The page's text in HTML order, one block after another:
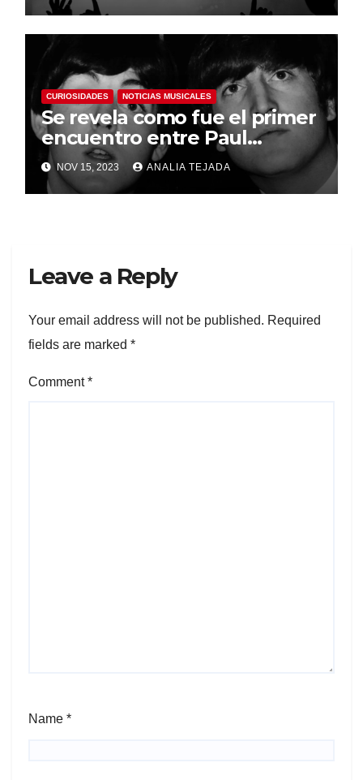
CURIOSIDADES NOTICIAS MUSICALES
Se revela como fue el primer
encuentro entre Paul
McCartney y John Lennon
NOV 15, 2023 ANALIA TEJADA
Leave a Reply
Your email address will not be published. Required
fields are marked *
Comment*
Name *